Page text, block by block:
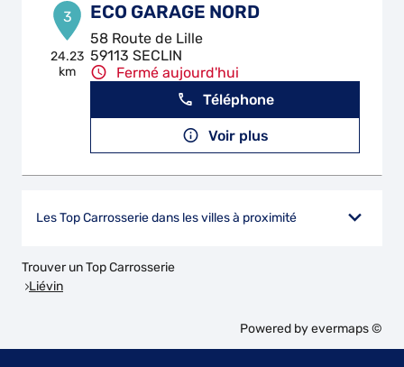
3
24.23
km
ECO GARAGE NORD
58 Route de Lille
59113 SECLIN
Fermé aujourd'hui
Téléphone
Voir plus
Les Top Carrosserie dans les villes à proximité
Trouver un Top Carrosserie
Liévin
Powered byevermaps ©